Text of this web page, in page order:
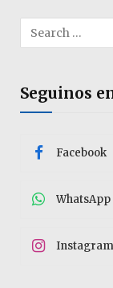
Seguinos
Facebook
WhatsApp
Instagram